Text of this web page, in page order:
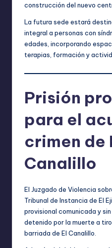
construcción del nuevo
La futura sede estará
integral a personas con
edades, incorporando
terapias, formación y
Prisión
para el
crimen de
Canalillo
El Juzgado de Violencia
Tribunal de Instancia de El
provisional comunicada y
detenido por la muerte a
barriada de El Canalillo.